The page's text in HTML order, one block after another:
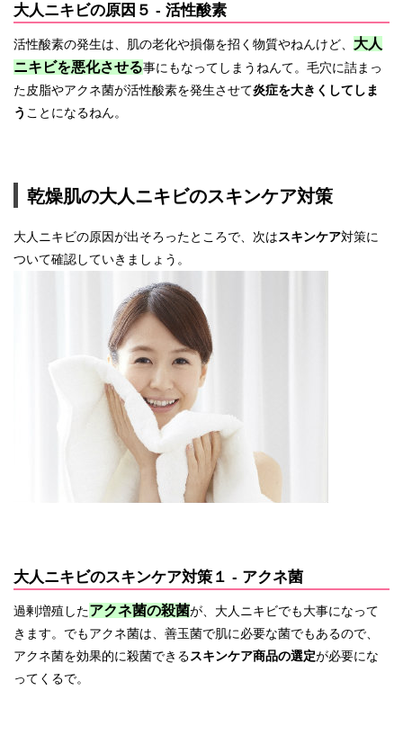
大人ニキビの原因５ - 活性酸素
活性酸素の発生は、肌の老化や損傷を招く物質やねんけど、 大人
ニキビを悪化させる事にもなってしまうねんて。毛穴に詰まっ
た皮脂やアクネ菌が活性酸素を発生させて炎症を大きくしてしま
う ことになるねん。
乾燥肌の大人ニキビのスキンケア対策
大人ニキビの原因が出そろったところで、次はスキンケア対策に
ついて確認していきましょう。
大人ニキビのスキンケア対策１ - アクネ菌
過剰増殖したアクネ菌の殺菌が、大人ニキビでも大事になって
きます。でもアクネ菌は、善玉菌で肌に必要な菌でもあるので、
アクネ菌を効果的に殺菌できるスキンケア商品の選定が必要にな
ってくるで。